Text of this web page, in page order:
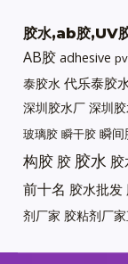
胶水,ab胶,UV
AB胶 adhesive
泰胶水 代乐泰胶
深圳胶水厂 深圳
玻璃胶 瞬干胶 瞬间
构胶胶 胶水 胶
前十名 胶水批发
剂厂家 胶粘剂厂